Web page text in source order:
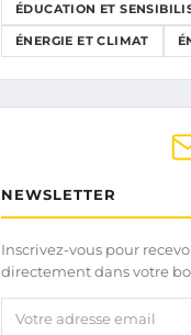
ÉDUCATION ET
ÉNERGIE ET CLIMAT
NEWSLETTER
Inscrivez-vous pour
directement dans votre
Votre adresse email